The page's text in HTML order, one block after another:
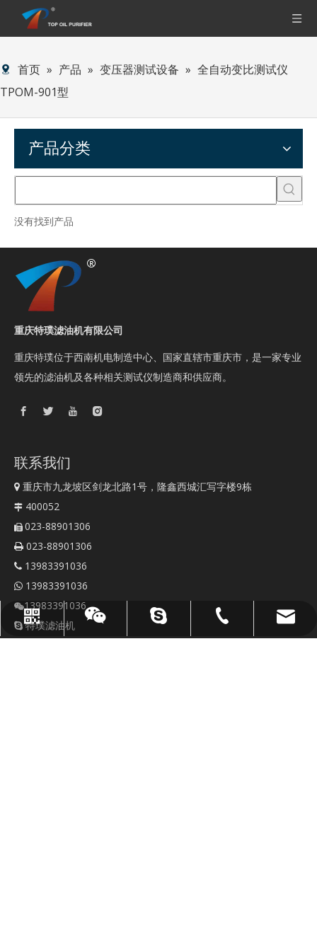
首页 » 产品 » 变压器测试设备 » 全自动变比测试仪
TPOM-901型
产品分类
没有找到产品
重庆特璞滤油机有限公司
重庆特璞位于西南机电制造中心、国家直辖市重庆市，是一家专业
领先的滤油机及各种相关测试仪制造商和供应商。
WhatsApp
微信
顶级油净化器
023-88901306
sales@topoilpurifier.com
联系我们
 重庆市九龙坡区剑龙北路1号，隆鑫西城汇写字楼9栋
 400052
 023-88901306
 023-88901306
 13983391036
 13983391036
13983391036
特璞滤油机